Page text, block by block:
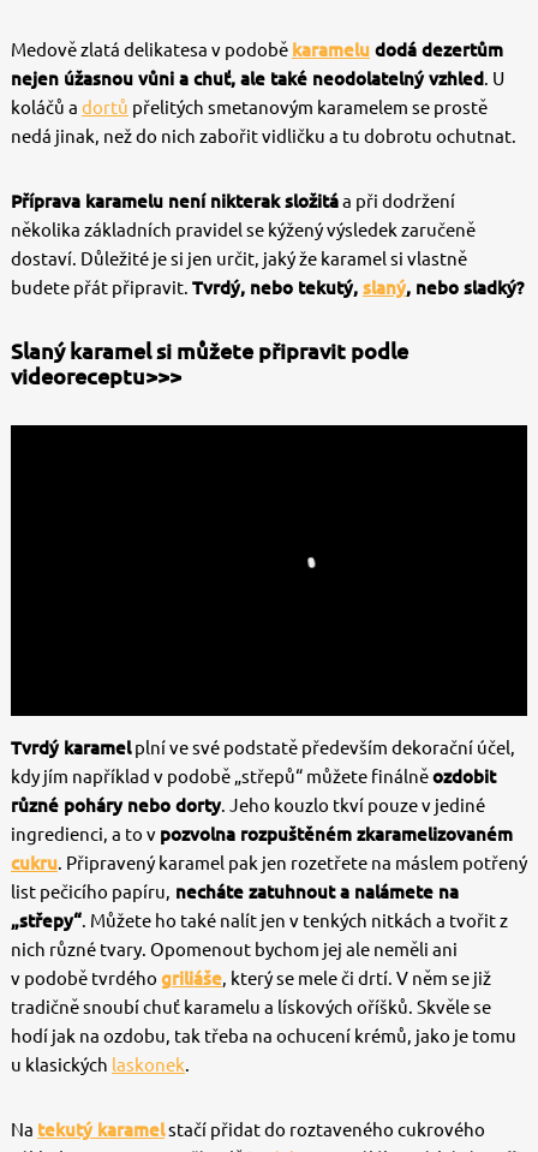
Medově zlatá delikatesa v podobě karameludodá dezertům
nejen úžasnou vůni a chuť, ale také neodolatelný vzhled. U
koláčů a dortů přelitých smetanovým karamelem se prostě
nedá jinak, než do nich zabořit vidličku a tu dobrotu ochutnat.
Příprava karamelu není nikterak složitáa při dodržení
několika základních pravidel se kýžený výsledek zaručeně
dostaví. Důležité je si jen určit, jaký že karamel si vlastně
budete přát připravit. Tvrdý, nebo tekutý, slaný, nebo sladký?
Slaný karamel si můžete připravit podle
videoreceptu>>>
Tvrdý karamelplní ve své podstatě především dekorační účel,
kdy jím například v podobě „střepů“ můžete finálněozdobit
různé poháry nebo dorty. Jeho kouzlo tkví pouze v jediné
ingredienci, a to v pozvolna rozpuštěném zkaramelizovaném
cukru. Připravený karamel pak jen rozetřete na máslem potřený
list pečicího papíru, necháte zatuhnout a nalámete na
„střepy“. Můžete ho také nalít jen v tenkých nitkách a tvořit z
nich různé tvary. Opomenout bychom jej ale neměli ani
v podobě tvrdého griliáše, který se mele či drtí. V něm se již
tradičně snoubí chuť karamelu a lískových oříšků. Skvěle se
hodí jak na ozdobu, tak třeba na ochucení krémů, jako je tomu
u klasických laskonek.
Na tekutý karamelstačí přidat do roztaveného cukrového